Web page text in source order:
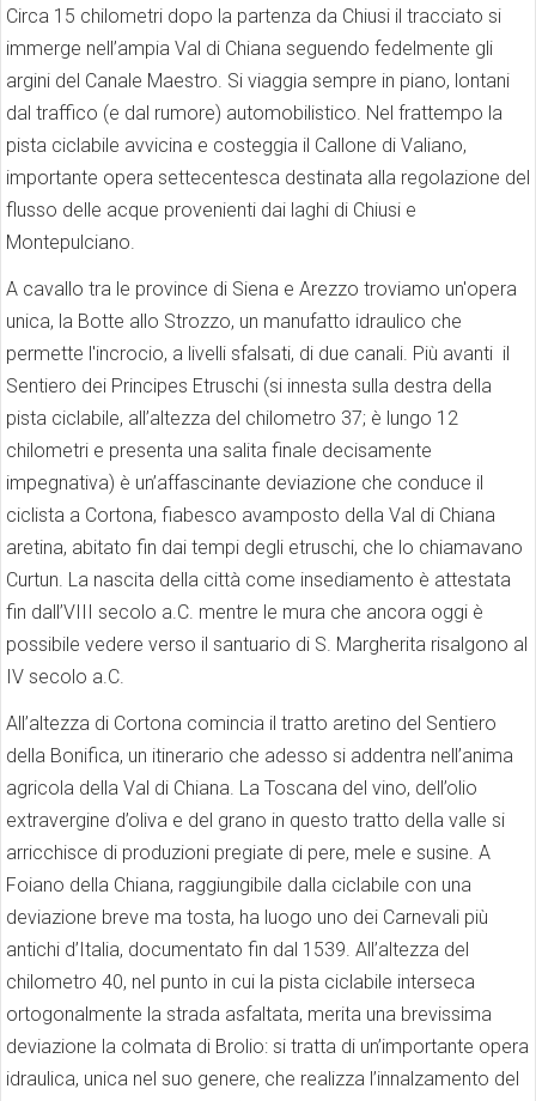
Circa 15 chilometri dopo la partenza da Chiusi il tracciato si
immerge nell’ampia Val di Chiana seguendo fedelmente gli
argini del Canale Maestro. Si viaggia sempre in piano, lontani
dal traffico (e dal rumore) automobilistico. Nel frattempo la
pista ciclabile avvicina e costeggia il Callone di Valiano,
importante opera settecentesca destinata alla regolazione del
flusso delle acque provenienti dai laghi di Chiusi e
Montepulciano.
A cavallo tra le province di Siena e Arezzo troviamo un'opera
unica, la Botte allo Strozzo, un manufatto idraulico che
permette l'incrocio, a livelli sfalsati, di due canali. Più avanti il
Sentiero dei Principes Etruschi (si innesta sulla destra della
pista ciclabile, all’altezza del chilometro 37; è lungo 12
chilometri e presenta una salita finale decisamente
impegnativa) è un’affascinante deviazione che conduce il
ciclista a Cortona, fiabesco avamposto della Val di Chiana
aretina, abitato fin dai tempi degli etruschi, che lo chiamavano
Curtun. La nascita della città come insediamento è attestata
fin dall’VIII secolo a.C. mentre le mura che ancora oggi è
possibile vedere verso il santuario di S. Margherita risalgono al
IV secolo a.C.
All’altezza di Cortona comincia il tratto aretino del Sentiero
della Bonifica, un itinerario che adesso si addentra nell’anima
agricola della Val di Chiana. La Toscana del vino, dell’olio
extravergine d’oliva e del grano in questo tratto della valle si
arricchisce di produzioni pregiate di pere, mele e susine. A
Foiano della Chiana, raggiungibile dalla ciclabile con una
deviazione breve ma tosta, ha luogo uno dei Carnevali più
antichi d’Italia, documentato fin dal 1539. All’altezza del
chilometro 40, nel punto in cui la pista ciclabile interseca
ortogonalmente la strada asfaltata, merita una brevissima
deviazione la colmata di Brolio: si tratta di un’importante opera
idraulica, unica nel suo genere, che realizza l’innalzamento del